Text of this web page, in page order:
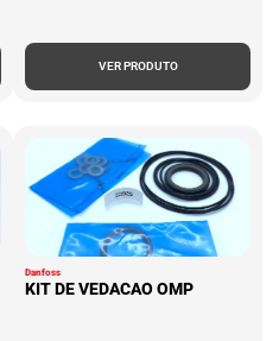
VER PRODUTO
Danfoss
KIT DE VEDACAO OMP